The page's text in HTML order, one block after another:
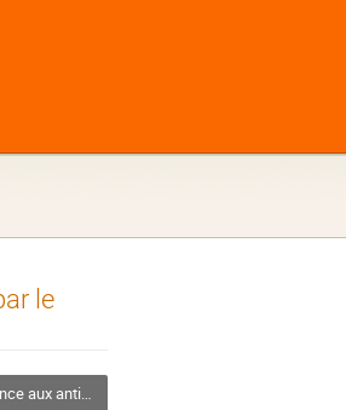
le
antimicrobiens